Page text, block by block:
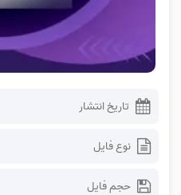
تاریخ انتشار
نوع فایل
حجم فایل